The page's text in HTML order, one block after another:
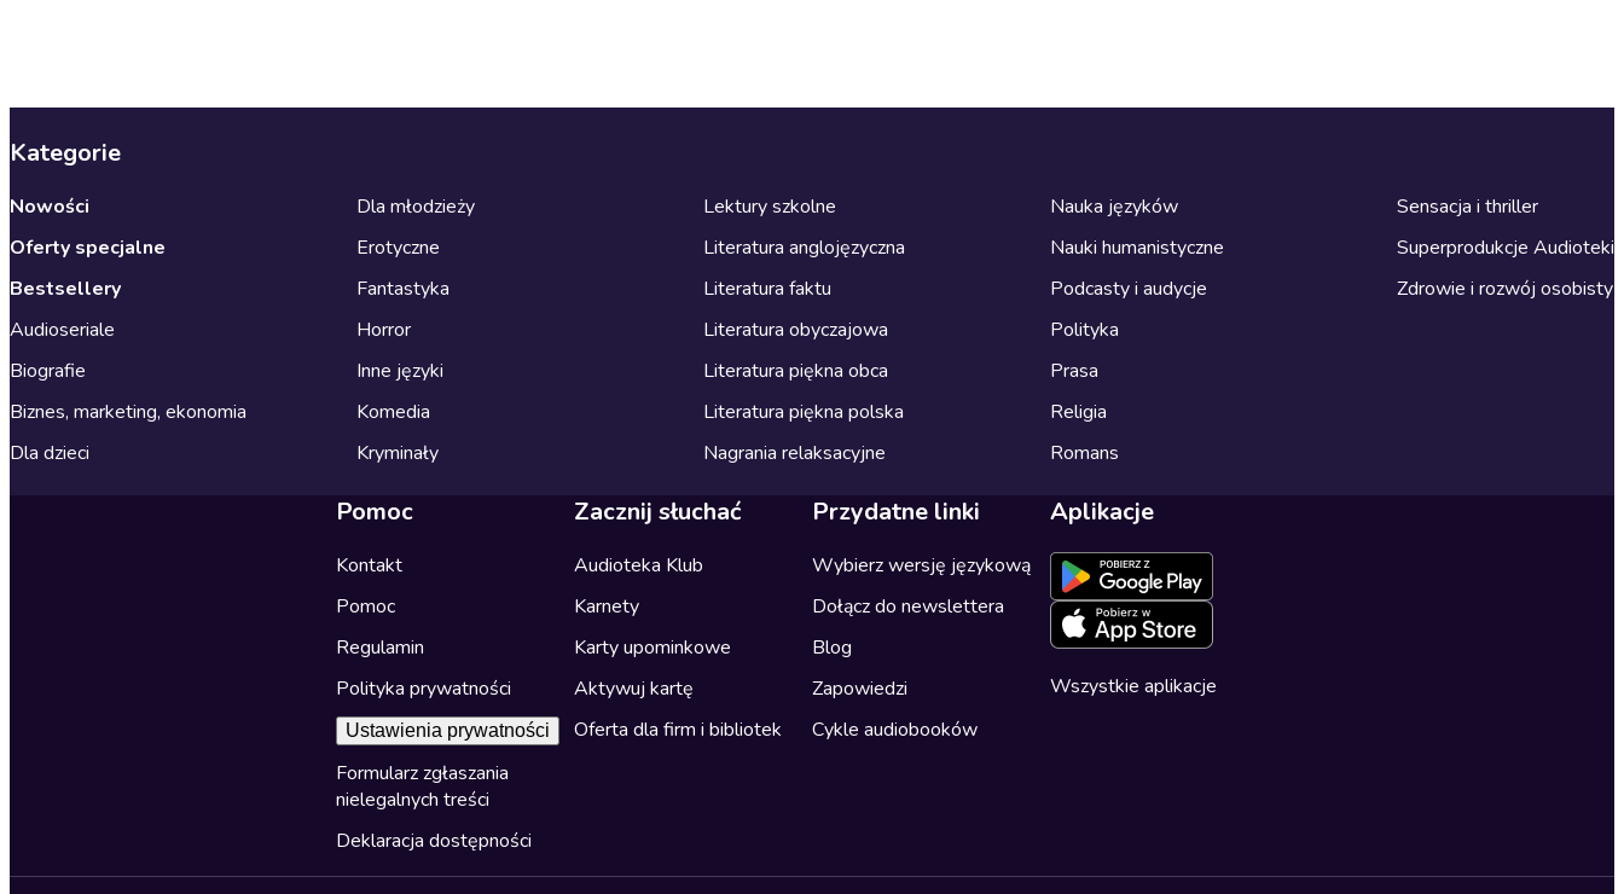
Kategorie
Nowości
Oferty specjalne
Bestsellery
Audioseriale
Biografie
Biznes, marketing, ekonomia
Dla dzieci
Dla młodzieży
Erotyczne
Fantastyka
Horror
Inne języki
Komedia
Kryminały
Lektury szkolne
Literatura anglojęzyczna
Literatura faktu
Literatura obyczajowa
Literatura piękna obca
Literatura piękna polska
Nagrania relaksacyjne
Nauka języków
Nauki humanistyczne
Podcasty i audycje
Polityka
Prasa
Religia
Romans
Sensacja i thriller
Superprodukcje Audioteki
Zdrowie i rozwój osobisty
Pomoc
Kontakt
Pomoc
Regulamin
Polityka prywatności
Ustawienia prywatności
Formularz zgłaszania
nielegalnych treści
Deklaracja dostępności
Zacznij słuchać
Audioteka Klub
Karnety
Karty upominkowe
Aktywuj kartę
Oferta dla firm i bibliotek
Przydatne linki
Wybierz wersję językową
Dołącz do newslettera
Blog
Zapowiedzi
Cykle audiobooków
Aplikacje
Wszystkie aplikacje